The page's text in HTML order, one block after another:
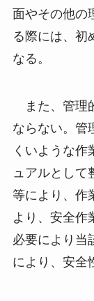
面やその他の
る際には、初
なる。
また、管理
ならない。管
くいような作
ュアルとして
等により、作
より、安全作
必要により当
により、安全